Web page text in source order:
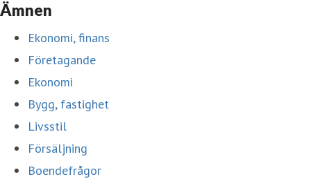
Ämnen
Ekonomi, finans
Företagande
Ekonomi
Bygg, fastighet
Livsstil
Försäljning
Boendefrågor